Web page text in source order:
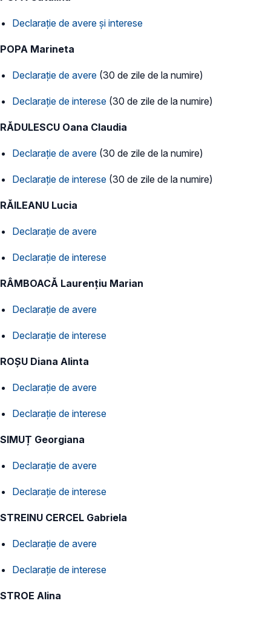
Declarație de avere și interese
POPA Marineta
Declarație de avere (30 de zile de la numire)
Declarație de interese (30 de zile de la numire)
RĂDULESCU Oana Claudia
Declarație de avere (30 de zile de la numire)
Declarație de interese (30 de zile de la numire)
RĂILEANU Lucia
Declarație de avere
Declarație de interese
RÂMBOACĂ Laurențiu Marian
Declarație de avere
Declarație de interese
ROȘU Diana Alinta
Declarație de avere
Declarație de interese
SIMUȚ Georgiana
Declarație de avere
Declarație de interese
STREINU CERCEL Gabriela
Declarație de avere
Declarație de interese
STROE Alina